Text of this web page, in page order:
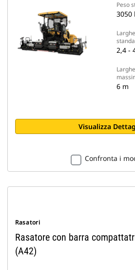
Peso
3050
2,4 -
6 m
Visualizza
Confronta i
Rasatori
Rasatore con barra
(A42)